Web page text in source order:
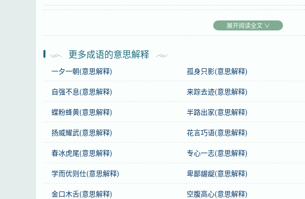
拼音
nán dà dāng hūn
注音 ㄋㄢˊ ㄉㄚˋ ㄉㄤ ㄏㄨㄣ
繁体 男大當婚
感情 男大当婚是中性词。
用法 偏正式；作定语、分句；指男子到娶亲时。
近义词 男大须婚
反义词 女大须嫁
展开阅读全文 ∨
更多成语的意思解释
一夕一朝(意思解释) 孤身只影(意思解释)
自强不息(意思解释) 来踪去迹(意思解释)
蝶粉蜂黄(意思解释) 半路出家(意思解释)
扬威耀武(意思解释) 花言巧语(意思解释)
春冰虎尾(意思解释) 专心一志(意思解释)
学而优则仕(意思解释) 卑鄙龌龊(意思解释)
金口木舌(意思解释) 空腹高心(意思解释)